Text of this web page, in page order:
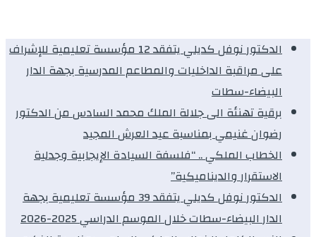
الدكتور نوفل كديلي يتفقد 12 مؤسسة تعليمية للإشراف
على مراقبة الداخليات والمطاعم المدرسية بجهة الدار
البيضاء-سطات
برقية تهنئة الى جلالة الملك محمد السادس من الدكتور
رضوان غنيمي بمناسبة عيد العرش المجيد
الخطاب الملكي .. “فلسفة السيادة الإيجابية وجدلية
الاستقرار والديناميكية”
الدكتور نوفل كديلي يتفقد 39 مؤسسة تعليمية بجهة
الدار البيضاء-سطات خلال الموسم الدراسي 2025-2026